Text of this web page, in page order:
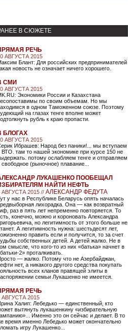
В СЮЖЕТЕ
РЕЧЬ
АВГУСТА 2015
Блант: Для российских предпринимателей
новость не означает ничего хорошего.
СМИ
АВГУСТА 2015
Экономики России и Казахстана
по своим объемам. Но мы
в одном Таможенном союзе. Поэтому
на глазах тенге вполне может
рубль к краю пропасти.
БЛОГАХ
АВГУСТА 2015
Ибрашев: Народ без паники!... мы вступаем
ВТО. там то нашей экономике при курсе 150 не
потому ослабляем тенге и отправляем
свободное (рыночное) плавание...
ЛУКАШЕНКО ПООБЕЩАЛ
НАЙТИ НЕФТЬ
АВГУСТА 2015 // АЛЕКСАНДР ФЕДУТА
у нас в Республике Беларусь опять началась
лихорадка. Она — как возвратный
раз в пять лет непременно повторяется. То
конечно, можно и короновать Александра
но легитимность от этого больше не
А легитимность нужна: шестьдесят лет,
править если и получится, то за счет
собственных детей. А детей жалко. Не в
смысле, что кого-то из них «батька» начнет в
2» проталкивать.
— жалко. Потому что не Азербайджан,
нет, а никакого другого средства покупать
всех кланов правящей элиты в
семьи Лукашенко не имеется.
РЕЧЬ
АВГУСТА 2015
Халип: Лебедько — единственный, кто
вытянуть лукашенкину «избирательную
Именно это он сейчас и делает. В то
время именно Лебедько может окончательно
игру Лукашенко...